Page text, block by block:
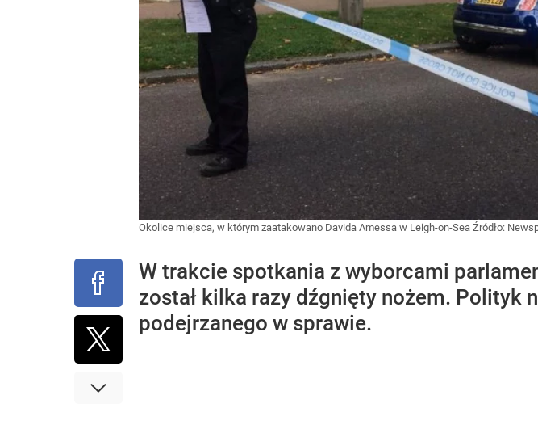
Okolice miejsca, w którym zaatakowano Davida Amessa w Leigh-on-Sea Źródło:
W trakcie spotkania z wyborcami
został kilka razy dźgnięty nożem. Polityk
podejrzanego w sprawie.